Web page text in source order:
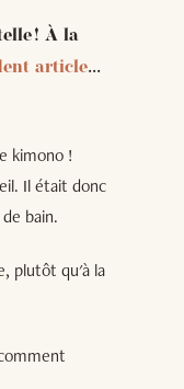
! À la
article...
kimono !
Il était donc
bain.
plutôt qu'à la